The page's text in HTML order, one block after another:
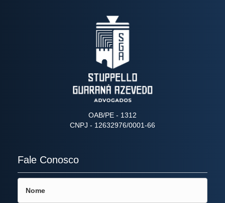
OAB/PE - 1312
CNPJ - 12632976/0001-66
Fale Conosco